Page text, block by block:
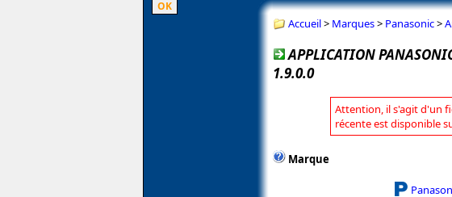
Accueil> Marques> Panasonic>
APPLICATION
1.9.0.0
Attention, il s'agit d'un
récente est disponible
Marque